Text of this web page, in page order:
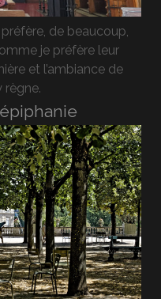
de beaucoup,
je préfère leur
et l’ambiance de
règne.